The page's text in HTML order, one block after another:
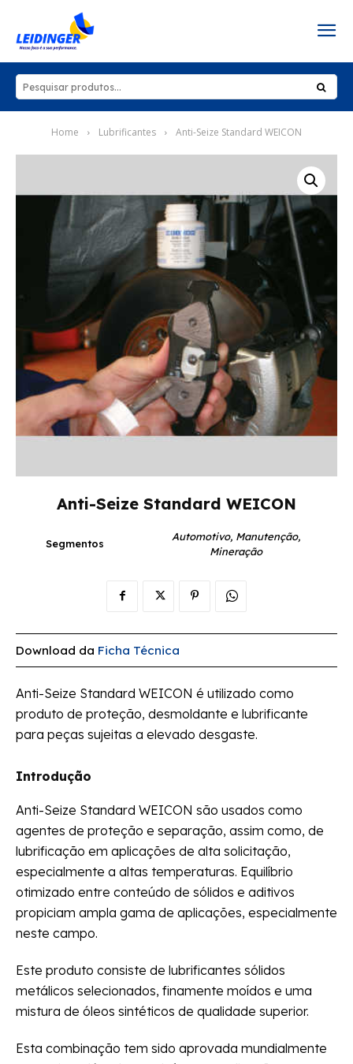
Home Lubrificantes Anti-Seize Standard WEICON
Anti-Seize Standard WEICON
Segmentos
Automotivo, Manutenção,
Mineração
Download da Ficha Técnica
Anti-Seize Standard WEICON é utilizado como
produto de proteção, desmoldante e lubrificante
para peças sujeitas a elevado desgaste.
Introdução
Anti-Seize Standard WEICON são usados como
agentes de proteção e separação, assim como, de
lubrificação em aplicações de alta solicitação,
especialmente a altas temperaturas. Equilíbrio
otimizado entre conteúdo de sólidos e aditivos
propiciam ampla gama de aplicações, especialmente
neste campo.
Este produto consiste de lubrificantes sólidos
metálicos selecionados, finamente moídos e uma
mistura de óleos sintéticos de qualidade superior.
Esta combinação tem sido aprovada mundialmente